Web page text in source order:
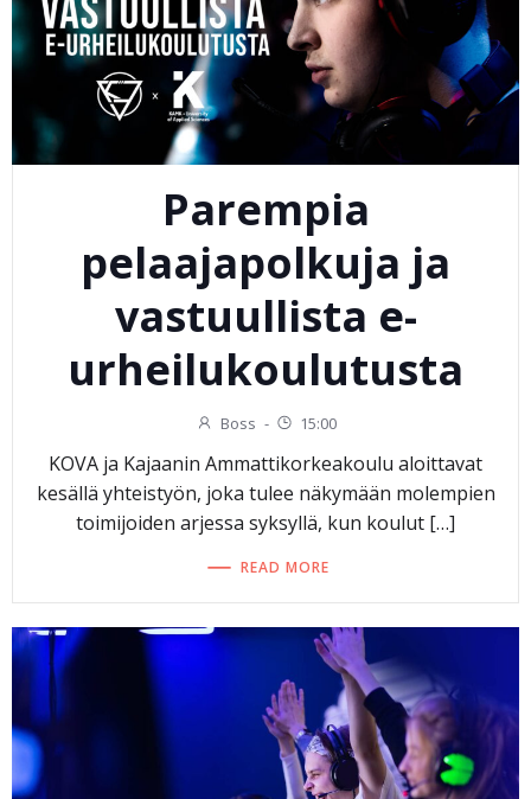
Parempia
pelaajapolkuja ja
vastuullista e-
urheilukoulutusta
Boss - 15:00
KOVA ja Kajaanin Ammattikorkeakoulu aloittavat
kesällä yhteistyön, joka tulee näkymään molempien
toimijoiden arjessa syksyllä, kun koulut […]
READ MORE